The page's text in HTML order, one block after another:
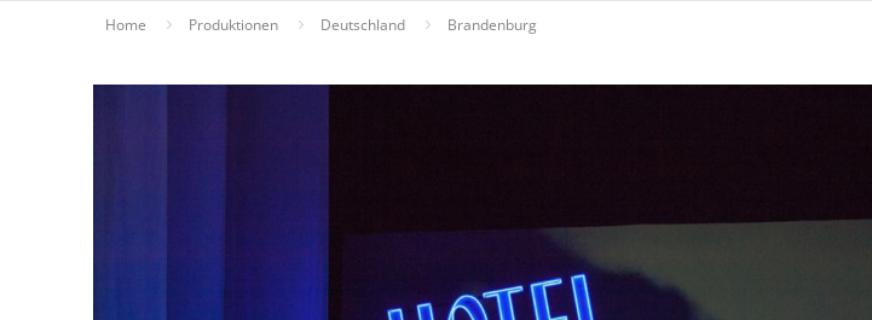
Home Produktionen Deutschland Brandenburg